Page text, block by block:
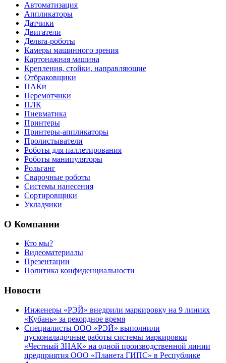
Автоматизация
Аппликаторы
Датчики
Двигатели
Дельта-роботы
Камеры машинного зрения
Картонажная машина
Крепления, стойки, направляющие
Отбраковщики
ПАКи
Перемотчики
ПЛК
Пневматика
Принтеры
Принтеры-аппликаторы
Пролистыватели
Роботы для паллетирования
Роботы манипуляторы
Рольганг
Сварочные роботы
Системы нанесения
Сортировщики
Укладчики
О Компании
Кто мы?
Видеоматериалы
Презентации
Политика конфиденциальности
Новости
Инженеры «РЭЙ» внедрили маркировку на 9 линиях
«Кубань» за рекордное время
Специалисты ООО «РЭЙ» выполнили
пусконаладочные работы системы маркировки
«Честный ЗНАК» на одной производственной линии
предприятия ООО «Планета ГИПС» в Республике